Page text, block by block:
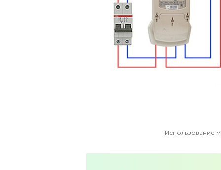
Использование